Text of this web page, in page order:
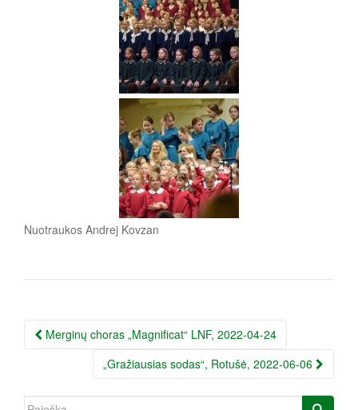
Nuotraukos Andrej Kovzan
Įrašo
navigacija
Merginų choras „Magnificat“ LNF, 2022-04-24
„Gražiausias sodas“, Rotušė, 2022-06-06
Ieškoti: